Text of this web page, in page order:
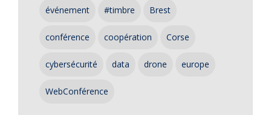
événement #timbre Brest
conférence coopération Corse
cybersécurité data drone europe
WebConférence